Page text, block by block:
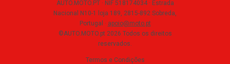
AUTO.MOTO.PT · NIF 518174034 · Estrada
Nacional N10-1 loja 189, 2815-892 Sobreda,
Portugal · apoio@moto.pt
©AUTO.MOTO.pt 2026 Todos os direitos
reservados.
Termos e Condições